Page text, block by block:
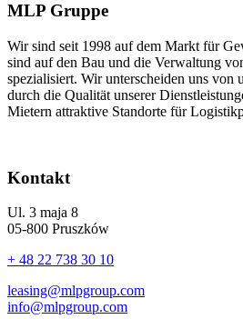
MLP Gruppe
Wir sind seit 1998 auf dem Markt für
sind auf den Bau und die Verwaltung
spezialisiert. Wir unterscheiden uns von
durch die Qualität unserer
Mietern attraktive Standorte für
Kontakt
Ul. 3 maja 8
05-800 Pruszków
+ 48 22 738 30 10
leasing@mlpgroup.com
info@mlpgroup.com